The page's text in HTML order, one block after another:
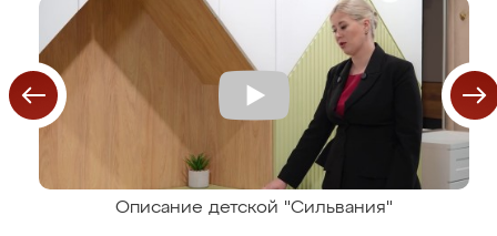
Описание детской "Сильвания"